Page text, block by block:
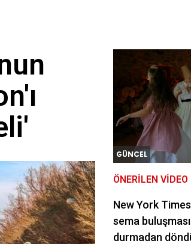
GÜNCEL
ÖNERILEN VIDEO
New York Times
sema
durmadan